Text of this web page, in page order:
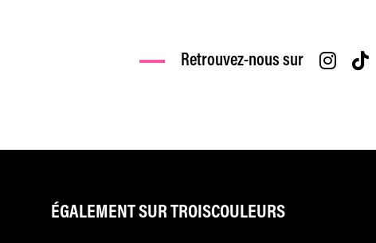
Retrouvez-nous sur
ÉGALEMENT SUR TROISCOULEURS